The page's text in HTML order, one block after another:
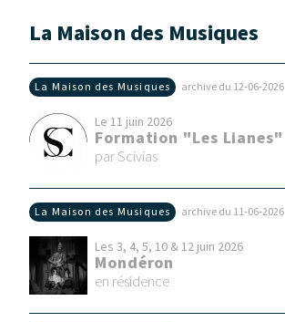
La Maison des Musiques
La Maison des Musiques archive du 12‑06‑2026
Le 11 juin 2026
Formation "Les Lianes"
par Scivias
La Maison des Musiques archive du 11‑06‑2026
Les 3, 4, 5, 10 & 12 juin 2026
Mondéron
en résidence